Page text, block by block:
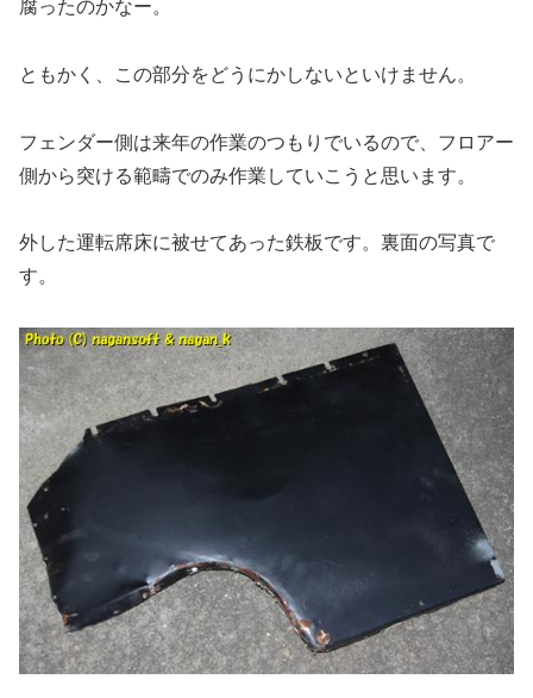
腐ったのかなー。
ともかく、この部分をどうにかしないといけません。
フェンダー側は来年の作業のつもりでいるので、フロアー
側から突ける範疇でのみ作業していこうと思います。
外した運転席床に被せてあった鉄板です。裏面の写真で
す。